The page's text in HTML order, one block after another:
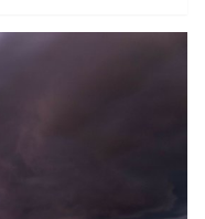
zdarza się często.
dość często, to
za trzy lata -
je z terenów